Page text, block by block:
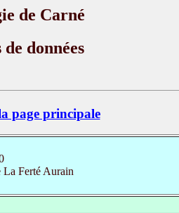
de Carné
de données
page principale
La Ferté Aurain